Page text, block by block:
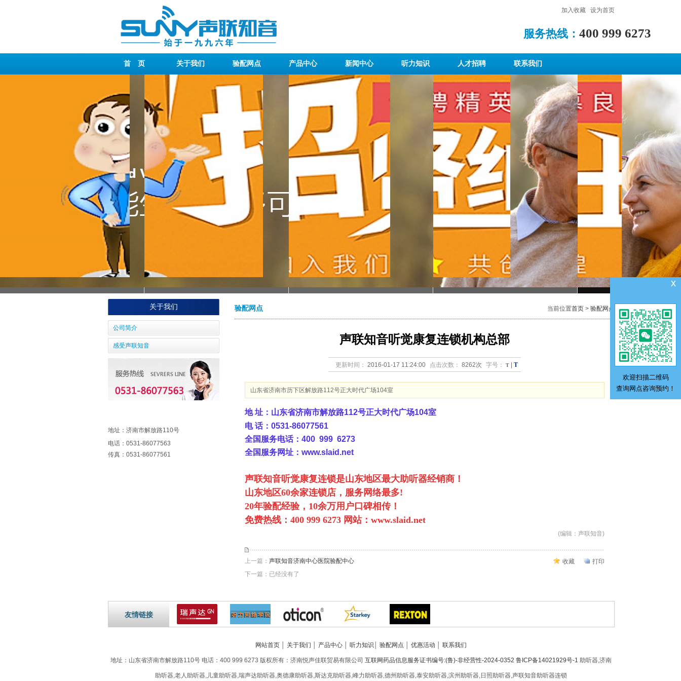
加入收藏| 设为首页
服务热线： 400 999 6273
首 页 关于我们 验配网点 产品中心 新闻中心 听力知识 人才招聘 联系我们
关于我们
公司简介
感受声联知音
地址： 济南市解放路110号
电话：0531-86077563
传真：0531-86077561
当前位置首页> 验配网点
验配网点
声联知音听觉康复连锁机构总部
更新时间： 2016-01-17 11:24:00 点击次数： 8262次 字号： T T
山东省济南市历下区解放路112号正大时代广场104室
地 址：山东省济南市解放路112号正大时代广场104室
电 话：0531-86077561
全国服务电话：400 999 6273
全国服务网址： www.slaid.net
声联知音听觉康复连锁是山东地区最大助听器经销商！
山东地区60余家连锁店，服务网络最多!
20年验配经验，10余万用户口碑相传！
免费热线： 400 999 6273 网站： www.slaid.net
(编辑：声联知音)
上一篇： 声联知音济南中心医院验配中心
下一篇：已经没有了
收藏 打印
友情链接
网站首页 关于我们 产品中心 听力知识 验配网点 优惠活动 联系我们
地址：山东省济南市解放路110号 电话：400 999 6273 版权所有：济南悦声佳联贸易有限公司 互联网药品信息服务证书编号:(鲁)-非经营性-2024-0352 鲁ICP备14021929号-1 助听器,济南
助听器,老人助听器,儿童助听器,瑞声达助听器,奥德康助听器,斯达克助听器,峰力助听器,德州助听器,泰安助听器,滨州助听器,日照助听器,声联知音助听器连锁
x
欢迎扫描二维码
查询网点咨询预约！